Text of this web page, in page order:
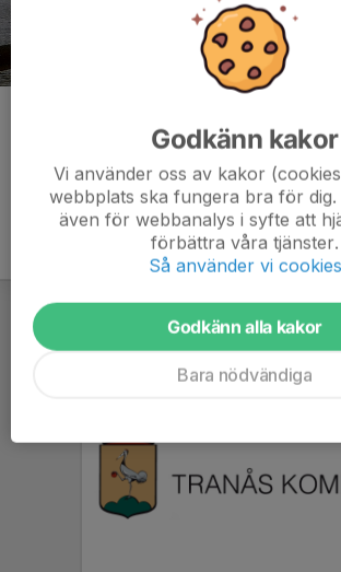
Godkänn kakor
Vi använder oss av kakor
webbplats ska fungera bra för dig.
även för webbanalys i syfte att
förbättra våra tjänster.
Så använder vi cookies
Godkänn alla kakor
Bara nödvändiga